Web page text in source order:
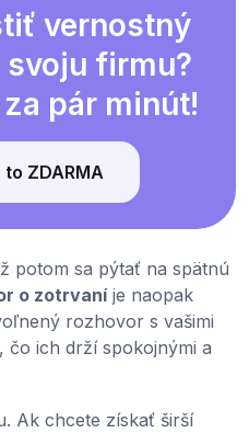
vernostný
svoju firmu?
pár minút!
ZDARMA
potom sa pýtať na spätnú
o zotrvaníje naopak
rozhovor s vašimi
čo ich drží spokojnými a
Ak chcete získať širší